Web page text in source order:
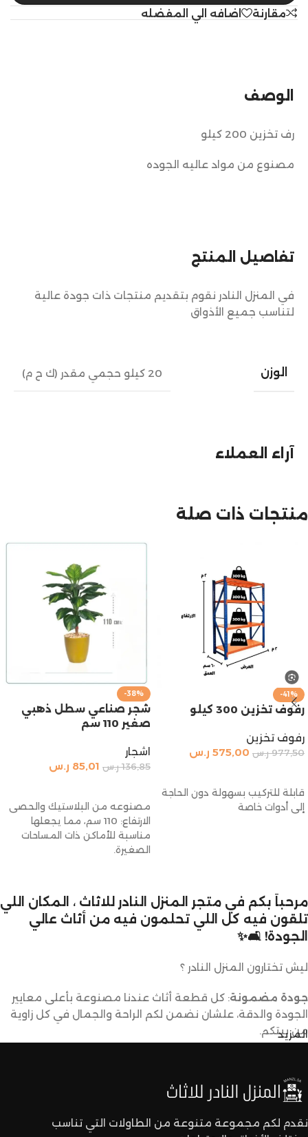
مقارنة اضافه الي المفضله
تفاصيل المنتج
في المنزل النادر نقوم بتقديم منتجات ذات جودة عالية
لتناسب جميع الأذواق
الوزن 20 كيلو حجمي مقدر (ك ح م)
الوصف
رف تخزين 200 كيلو
مصنوع من مواد عاليه الجوده
آراء العملاء
منتجات ذات صلة
-41%
رفوف تخزين 300 كيلو
رفوف تخزين
977,50 ر.س 575,00 ر.س
قابلة للتركيب بسهولة دون الحاجة
إلى أدوات خاصة
-38%
شجر صناعي سطل ذهبي
صغير 110 سم
اشجار
136,85 ر.س 85,01 ر.س
مصنوعه من البلاستيك والحصى
الارتفاع: 110 سم، مما يجعلها
مناسبة للأماكن ذات المساحات
الصغيرة.
مرحباً بكم في متجر المنزل النادر للاثاث ، المكان اللي
تلقون فيه كل اللي تحلمون فيه من أثاث عالي
الجودة! 🛋️✨
ليش تختارون المنزل النادر ؟
جودة مضمونة: كل قطعة أثاث عندنا مصنوعة بأعلى معايير
الجودة والدقة، علشان نضمن لكم الراحة والجمال في كل زاوية
من بيتكم.
الأذواق والديكورات. ما راح تحتاجون تدورون كثير علشان تلقون
اللي يعجبكم.
المزيد
نقدم لكم مجموعة متنوعة من الطاولات التي تناسب